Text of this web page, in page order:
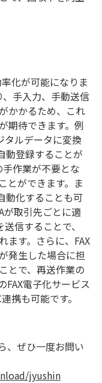
化が可能になりま
手入力、手動送信
かかるため、これ
期待できます。例
タルデータに変換
動登録することが
作業が不要とな
とができます。ま
動化することも可
が取引先ごとに適
信することで、
す。さらに、 FAX
発生した場合に担
とで、再送作業の
FAX電子化サービス
連携も可能です。
、ぜひ一度お問い
jyushin